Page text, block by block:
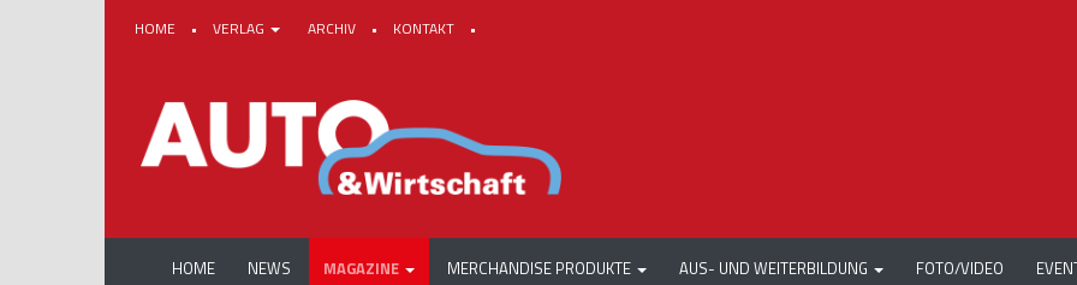
HOME • VERLAG ARCHIV • KONTAKT •
HOME NEWS MAGAZINE MERCHANDISE PRODUKTE AUS- UND WEITERBILDUNG FOTO/VIDEO